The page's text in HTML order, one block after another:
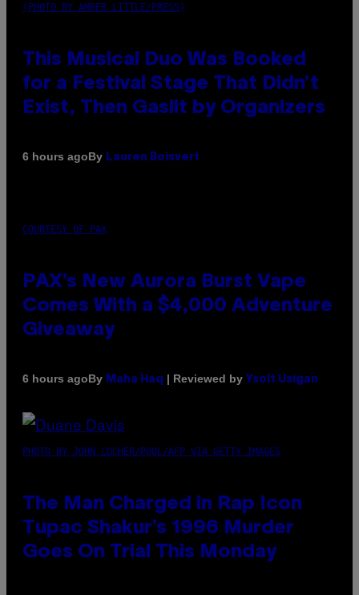
(PHOTO BY AMBER LITTLE/PRESS)
This Musical Duo Was Booked
for a Festival Stage That Didn’t
Exist, Then Gaslit by Organizers
6 hours agoBy Lauren Boisvert
COURTESY OF PAX
PAX’s New Aurora Burst Vape
Comes With a $4,000 Adventure
Giveaway
6 hours agoBy Maha Haq | Reviewed by Ysolt Usigan
PHOTO BY JOHN LOCHER/POOL/AFP VIA GETTY IMAGES
The Man Charged in Rap Icon
Tupac Shakur’s 1996 Murder
Goes On Trial This Monday